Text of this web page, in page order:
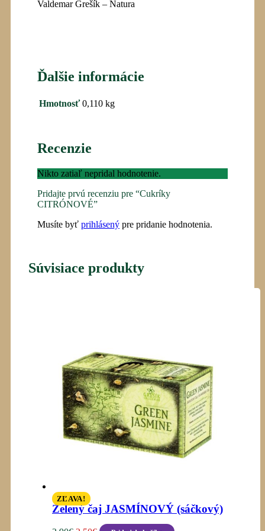
Valdemar Grešík – Natura
Ďalšie informácie
Hmotnosť 0,110 kg
Recenzie
Nikto zatiaľ nepridal hodnotenie.
Pridajte prvú recenziu pre “Cukríky
CITRÓNOVÉ”
Musíte byť prihlásený pre pridanie hodnotenia.
Súvisiace produkty
ZĽAVA!
Zelený čaj JASMÍNOVÝ (sáčkový)